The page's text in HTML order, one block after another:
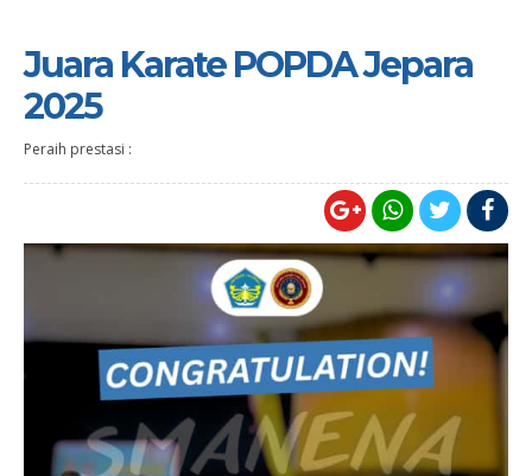
Juara Karate POPDA Jepara
2025
Peraih prestasi :